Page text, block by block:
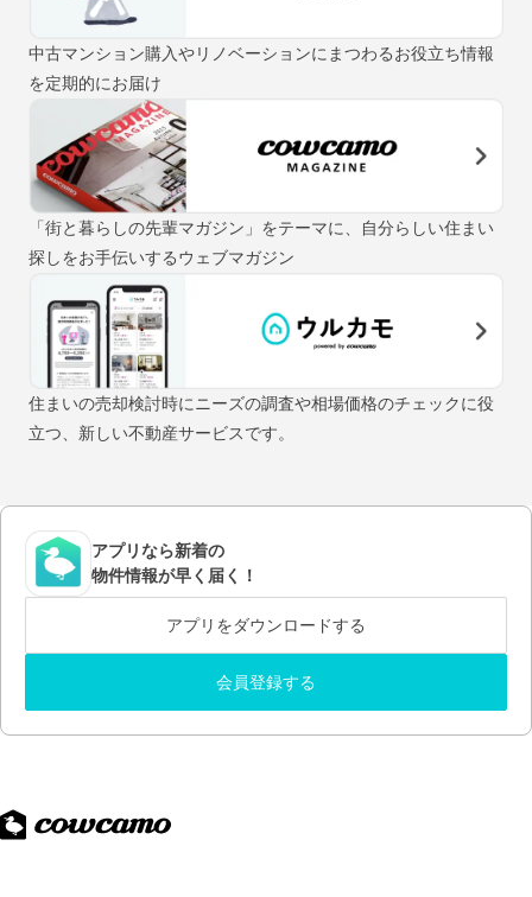
中古マンション購入やリノベーションにまつわるお役立ち情報
を定期的にお届け
「街と暮らしの先輩マガジン」をテーマに、自分らしい住まい
探しをお手伝いするウェブマガジン
住まいの売却検討時にニーズの調査や相場価格のチェックに役
立つ、新しい不動産サービスです。
アプリなら新着の
物件情報が早く届く！
アプリをダウンロードする
会員登録する